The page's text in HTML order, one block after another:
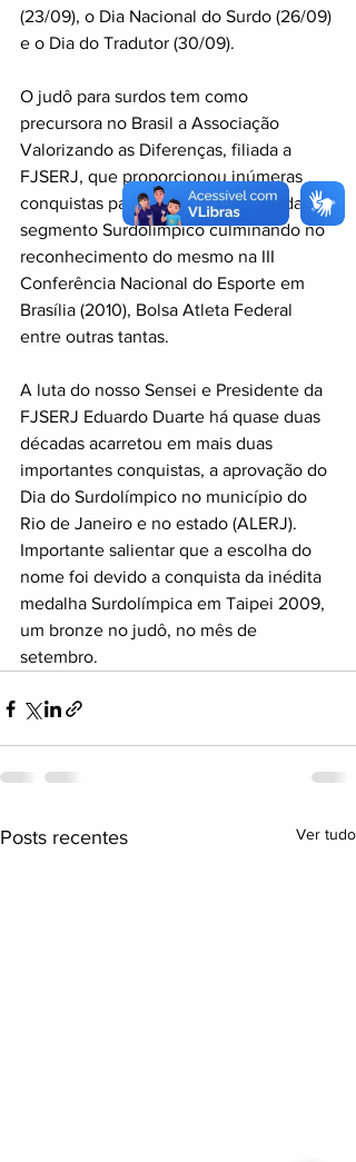
(23/09), o Dia Nacional do Surdo (26/09)
e o Dia do Tradutor (30/09).
O judô para surdos tem como
precursora no Brasil a Associação
Valorizando as Diferenças, filiada a
FJSERJ, que proporcionou inúmeras
conquistas para a comunidade surda no
segmento Surdolímpico culminando no
reconhecimento do mesmo na III
Conferência Nacional do Esporte em
Brasília (2010), Bolsa Atleta Federal
entre outras tantas.
A luta do nosso Sensei e Presidente da
FJSERJ Eduardo Duarte há quase duas
décadas acarretou em mais duas
importantes conquistas, a aprovação do
Dia do Surdolímpico no município do
Rio de Janeiro e no estado (ALERJ).
Importante salientar que a escolha do
nome foi devido a conquista da inédita
medalha Surdolímpica em Taipei 2009,
um bronze no judô, no mês de
setembro.
Posts recentes Ver tudo